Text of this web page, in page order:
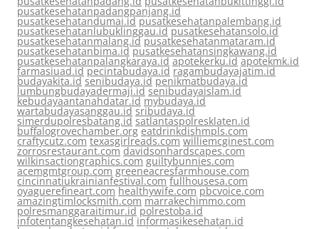
pusatkesehatanpadangpanjang.id
pusatkesehatandumai.id pusatkesehatanpalembang.id
pusatkesehatanlubuklinggau.id pusatkesehatansolo.id
pusatkesehatanmalang.id pusatkesehatanmataram.id
pusatkesehatanbima.id pusatkesehatansingkawang.id
pusatkesehatanpalangkaraya.id apotekerku.id apotekmk.id
farmasiuad.id pecintabudaya.id ragambudayajatim.id
budayakita.id senibudaya.id penikmatbudaya.id
lumbungbudayadermaji.id senibudayaislam.id
kebudayaantanahdatar.id mybudaya.id
wartabudayasanggau.id sribudaya.id
simerdupolresbatang.id satlantaspolresklaten.id
buffalogrovechamber.org eatdrinkdishmpls.com
craftycutz.com texasgirlreads.com williemcginest.com
zorrosrestaurant.com davidsonhardscapes.com
wilkinsactiongraphics.com guiltybunnies.com
acemgmtgroup.com greeneacresfarmhouse.com
cincinnatiukrainianfestival.com fullhousesa.com
oyaguerefineart.com healthywife.com pbcvoice.com
amazingtimlocksmith.com marrakechimmo.com
polresmanggaraitimur.id polrestoba.id
infotentangkesehatan.id informasikesehatan.id